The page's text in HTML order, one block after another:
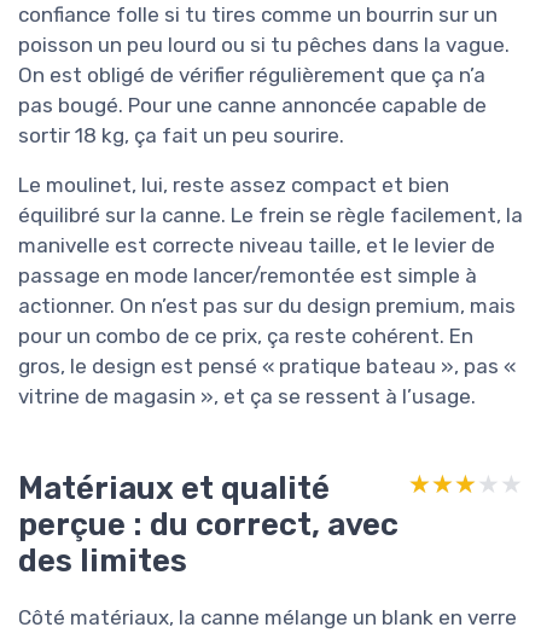
confiance folle si tu tires comme un bourrin sur un
poisson un peu lourd ou si tu pêches dans la vague.
On est obligé de vérifier régulièrement que ça n’a
pas bougé. Pour une canne annoncée capable de
sortir 18 kg, ça fait un peu sourire.
Le moulinet, lui, reste assez compact et bien
équilibré sur la canne. Le frein se règle facilement, la
manivelle est correcte niveau taille, et le levier de
passage en mode lancer/remontée est simple à
actionner. On n’est pas sur du design premium, mais
pour un combo de ce prix, ça reste cohérent. En
gros, le design est pensé « pratique bateau », pas «
vitrine de magasin », et ça se ressent à l’usage.
Matériaux et qualité
perçue : du correct, avec
des limites
★★★★★
★★★★★
Côté matériaux, la canne mélange un blank en verre